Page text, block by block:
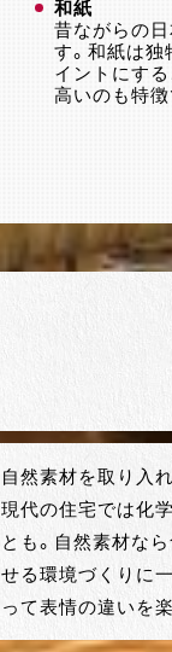
和紙
昔ながらの
す。和紙は
イントにす
高いのも特徴
自然素材を取り入
現代の住宅では化
とも。自然素材な
せる環境づくりに
って表情の違いを